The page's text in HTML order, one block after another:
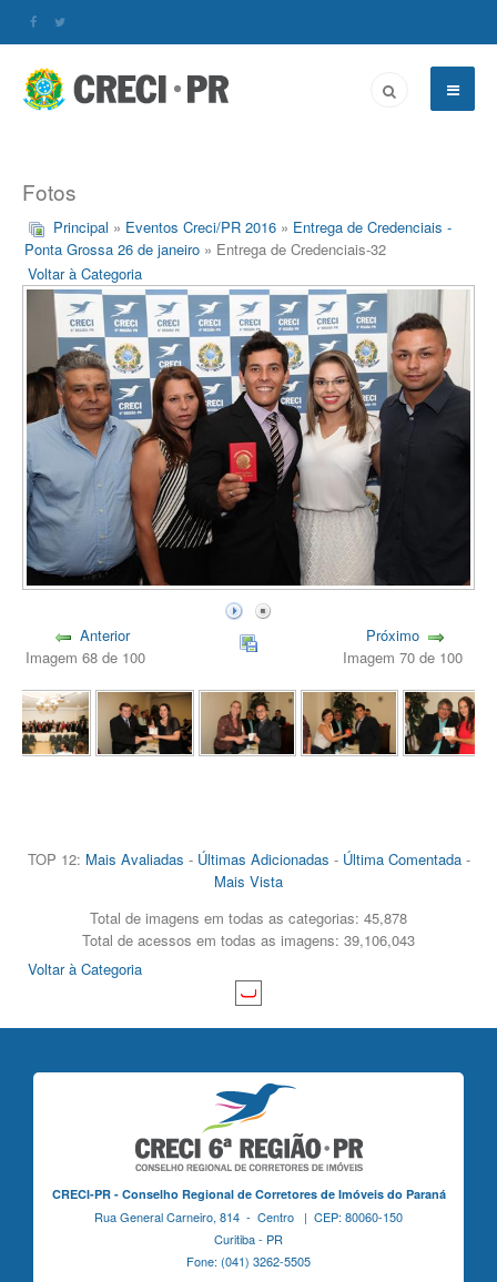
Fotos
Principal » Eventos Creci/PR 2016 » Entrega de Credenciais -
Ponta Grossa 26 de janeiro » Entrega de Credenciais-32
Voltar à Categoria
Anterior
Imagem 68 de 100
Próximo
Imagem 70 de 100
TOP 12: Mais Avaliadas - Últimas Adicionadas - Última Comentada-
Mais Vista
Total de imagens em todas as categorias: 45,878
Total de acessos em todas as imagens: 39,106,043
Voltar à Categoria
CRECI-PR - Conselho Regional de Corretores de Imóveis do Paraná
Rua General Carneiro, 814 - Centro | CEP: 80060-150
Curitiba - PR
Fone: (041) 3262-5505